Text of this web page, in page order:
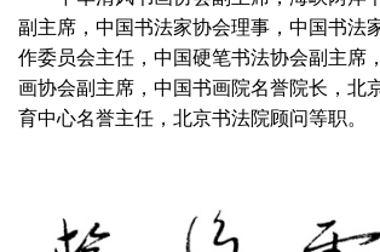
副主席，中国书法家协会理事，中国书法
作委员会主任，中国硬笔书法协会副主席
画协会副主席，中国书画院名誉院长，北
育中心名誉主任，北京书法院顾问等职。